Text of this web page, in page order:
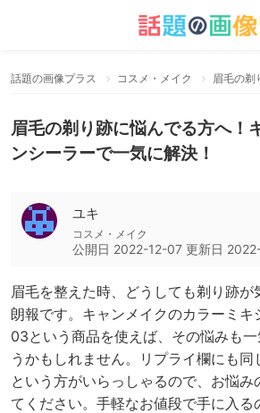
話題の画像プラス コスメ・メイク
眉毛の剃り跡に悩んでる方へ！
ンシーラーで一気に解決！
ユキ
コスメ・メイク
公開日 2022-12-07 更新日
眉毛を整えた時、どうしても剃り跡が
朗報です。キャンメイクのカラーミキ
03という商品を使えば、その悩みも
うかもしれません。リプライ欄にも同
という方がいらっしゃるので、お悩み
てください。手軽なお値段で手に入る